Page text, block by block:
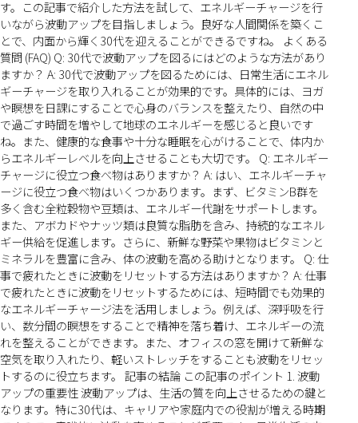
す。この記事で紹介した方法を試して、エネルギーチャージを行
いながら波動アップを目指しましょう。良好な人間関係を築くこ
とで、内面から輝く30代を迎えることができるですね。 よくある
質問 (FAQ) Q: 30代で波動アップを図るにはどのような方法があり
ますか？ A: 30代で波動アップを図るためには、日常生活にエネル
ギーチャージを取り入れることが効果的です。具体的には、ヨガ
や瞑想を日課にすることで心身のバランスを整えたり、自然の中
で過ごす時間を増やして地球のエネルギーを感じると良いです
ね。また、健康的な食事や十分な睡眠を心がけることで、体内か
らエネルギーレベルを向上させることも大切です。 Q: エネルギー
チャージに役立つ食べ物はありますか？ A: はい、エネルギーチャ
ージに役立つ食べ物はいくつかあります。まず、ビタミンB群を
多く含む全粒穀物や豆類は、エネルギー代謝をサポートします。
また、アボカドやナッツ類は良質な脂肪を含み、持続的なエネル
ギー供給を促進します。さらに、新鮮な野菜や果物はビタミンと
ミネラルを豊富に含み、体の波動を高める助けとなります。 Q: 仕
事で疲れたときに波動をリセットする方法はありますか？ A: 仕事
で疲れたときに波動をリセットするためには、短時間でも効果的
なエネルギーチャージ法を活用しましょう。例えば、深呼吸を行
い、数分間の瞑想をすることで精神を落ち着け、エネルギーの流
れを整えることができます。また、オフィスの窓を開けて新鮮な
空気を取り入れたり、軽いストレッチをすることも波動をリセッ
トするのに役立ちます。 記事の結論 この記事のポイント 1. 波動
アップの重要性 波動アップは、生活の質を向上させるための鍵と
なります。特に30代は、キャリアや家庭内での役割が増える時期